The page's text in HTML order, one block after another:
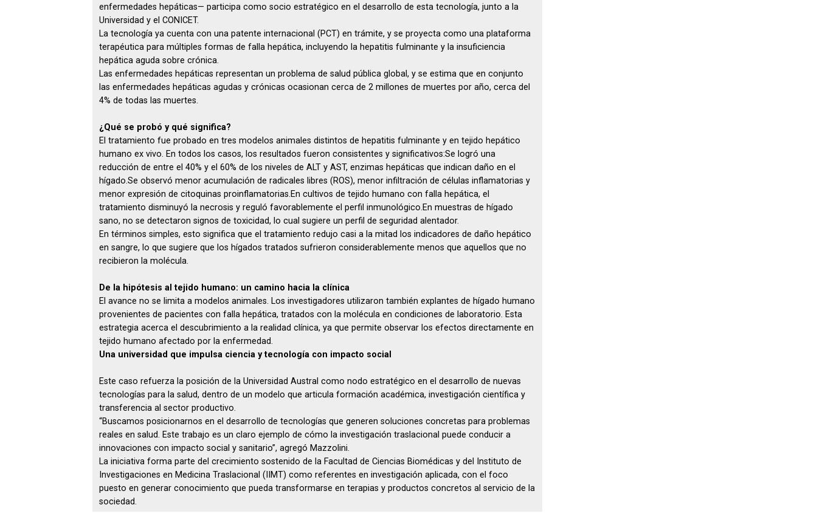
enfermedades hepáticas— participa como socio estratégico en el desarrollo de esta tecnología, junto a la
Universidad y el CONICET.
La tecnología ya cuenta con una patente internacional (PCT) en trámite, y se proyecta como una plataforma
terapéutica para múltiples formas de falla hepática, incluyendo la hepatitis fulminante y la insuficiencia
hepática aguda sobre crónica.
Las enfermedades hepáticas representan un problema de salud pública global, y se estima que en conjunto
las enfermedades hepáticas agudas y crónicas ocasionan cerca de 2 millones de muertes por año, cerca del
4% de todas las muertes.
¿Qué se probó y qué significa?
El tratamiento fue probado en tres modelos animales distintos de hepatitis fulminante y en tejido hepático
humano ex vivo. En todos los casos, los resultados fueron consistentes y significativos:Se logró una
reducción de entre el 40% y el 60% de los niveles de ALT y AST, enzimas hepáticas que indican daño en el
hígado.Se observó menor acumulación de radicales libres (ROS), menor infiltración de células inflamatorias y
menor expresión de citoquinas proinflamatorias.En cultivos de tejido humano con falla hepática, el
tratamiento disminuyó la necrosis y reguló favorablemente el perfil inmunológico.En muestras de hígado
sano, no se detectaron signos de toxicidad, lo cual sugiere un perfil de seguridad alentador.
En términos simples, esto significa que el tratamiento redujo casi a la mitad los indicadores de daño hepático
en sangre, lo que sugiere que los hígados tratados sufrieron considerablemente menos que aquellos que no
recibieron la molécula.
De la hipótesis al tejido humano: un camino hacia la clínica
El avance no se limita a modelos animales. Los investigadores utilizaron también explantes de hígado humano
provenientes de pacientes con falla hepática, tratados con la molécula en condiciones de laboratorio. Esta
estrategia acerca el descubrimiento a la realidad clínica, ya que permite observar los efectos directamente en
tejido humano afectado por la enfermedad.
Una universidad que impulsa ciencia y tecnología con impacto social
Este caso refuerza la posición de la Universidad Austral como nodo estratégico en el desarrollo de nuevas
tecnologías para la salud, dentro de un modelo que articula formación académica, investigación científica y
transferencia al sector productivo.
“Buscamos posicionarnos en el desarrollo de tecnologías que generen soluciones concretas para problemas
reales en salud. Este trabajo es un claro ejemplo de cómo la investigación traslacional puede conducir a
innovaciones con impacto social y sanitario”, agregó Mazzolini.
La iniciativa forma parte del crecimiento sostenido de la Facultad de Ciencias Biomédicas y del Instituto de
Investigaciones en Medicina Traslacional (IIMT) como referentes en investigación aplicada, con el foco
puesto en generar conocimiento que pueda transformarse en terapias y productos concretos al servicio de la
sociedad.